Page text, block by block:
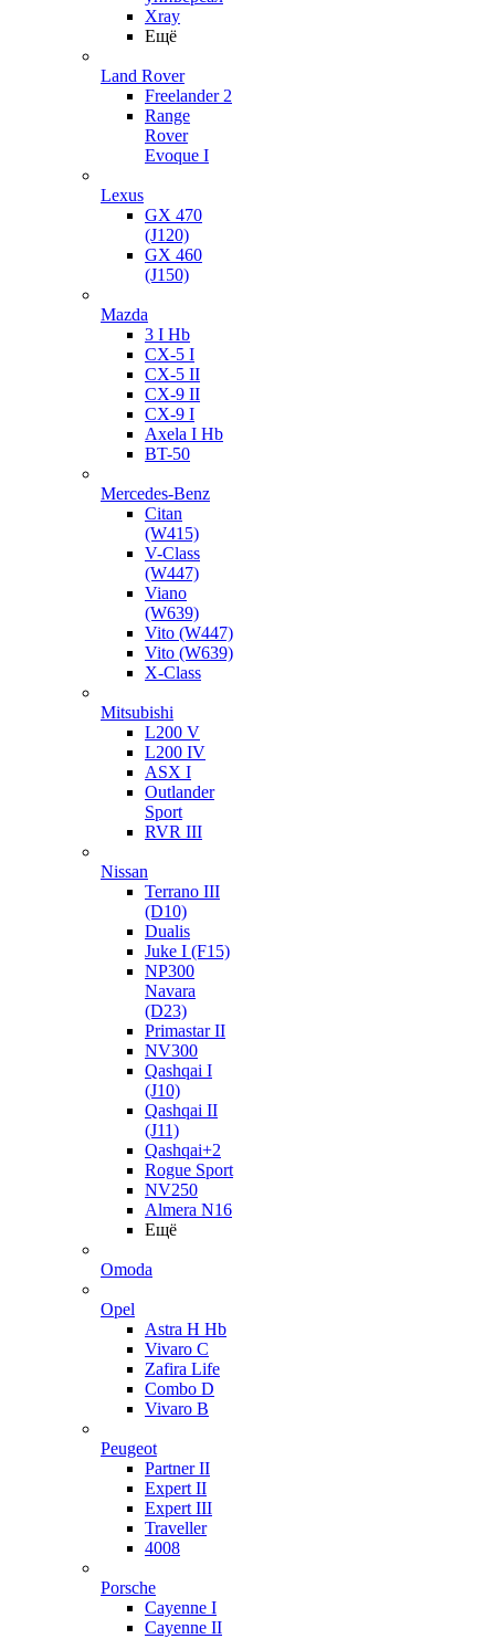
Xray
Ещё
Land Rover
Freelander 2
Range
Rover
Evoque I
Lexus
GX 470
(J120)
GX 460
(J150)
Mazda
3 I Hb
CX-5 I
CX-5 II
CX-9 II
CX-9 I
Axela I Hb
BT-50
Mercedes-Benz
Citan
(W415)
V-Class
(W447)
Viano
(W639)
Vito (W447)
Vito (W639)
X-Class
Mitsubishi
L200 V
L200 IV
ASX I
Outlander
Sport
RVR III
Nissan
Terrano III
(D10)
Dualis
Juke I (F15)
NP300
Navara
(D23)
Primastar II
NV300
Qashqai I
(J10)
Qashqai II
(J11)
Qashqai+2
Rogue Sport
NV250
Almera N16
Ещё
Omoda
Opel
Astra H Hb
Vivaro C
Zafira Life
Combo D
Vivaro B
Peugeot
Partner II
Expert II
Expert III
Traveller
4008
Porsche
Cayenne I
Cayenne II